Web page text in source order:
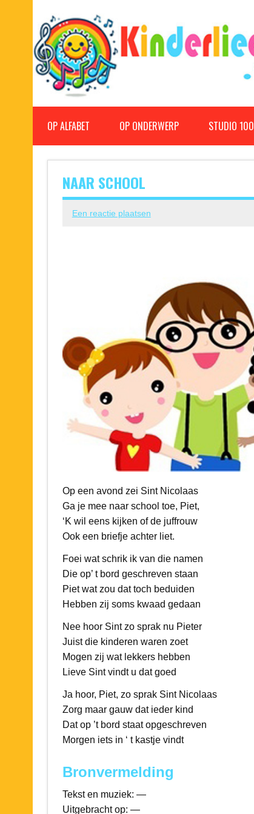
Kinderliedjes
OP ALFABET OP ONDERWERP STUDIO 100
NAAR SCHOOL
Een reactie plaatsen
Op een avond zei Sint Nicolaas
Ga je mee naar school toe, Piet,
‘K wil eens kijken of de juffrouw
Ook een briefje achter liet.
Foei wat schrik ik van die namen
Die op’ t bord geschreven staan
Piet wat zou dat toch beduiden
Hebben zij soms kwaad gedaan
Nee hoor Sint zo sprak nu Pieter
Juist die kinderen waren zoet
Mogen zij wat lekkers hebben
Lieve Sint vindt u dat goed
Ja hoor, Piet, zo sprak Sint Nicolaas
Zorg maar gauw dat ieder kind
Dat op ’t bord staat opgeschreven
Morgen iets in ‘ t kastje vindt
Bronvermelding
Tekst en muziek: —
Uitgebracht op: —